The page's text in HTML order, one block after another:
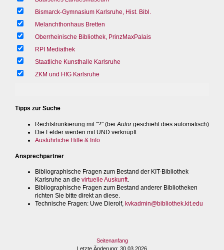
Bismarck-Gymnasium Karlsruhe, Hist. Bibl.
Melanchthonhaus Bretten
Oberrheinische Bibliothek, PrinzMaxPalais
RPI Mediathek
Staatliche Kunsthalle Karlsruhe
ZKM und HfG Karlsruhe
Tipps zur Suche
Rechtstrunkierung mit "?" (bei Autorgeschieht dies automatisch)
Die Felder werden mit UND verknüpft
Ausführliche Hilfe & Info
Ansprechpartner
Bibliographische Fragen zum Bestand der KIT-Bibliothek
Karlsruhe an die virtuelle Auskunft.
Bibliographische Fragen zum Bestand anderer Bibliotheken
richten Sie bitte direkt an diese.
Technische Fragen: Uwe Dierolf, kvkadmin@bibliothek.kit.edu
Seitenanfang
Letzte Änderung: 30.03.2026